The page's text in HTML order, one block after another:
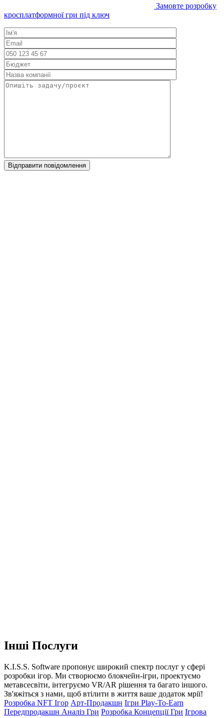
Замовте розробку
кросплатформної гри під ключ
Інші Послуги
K.I.S.S. Software пропонує широкий спектр послуг у сфері
розробки ігор. Ми створюємо блокчейн-ігри, проектуємо
метавсесвіти, інтегруємо VR/AR рішення та багато іншого.
Зв'яжіться з нами, щоб втілити в життя ваше додаток мрії!
Розробка NFT Ігор Арт-Продакшн Ігри Play-To-Earn
Передпродакшн Аналіз Гри Розробка Концепції Гри Ігрова